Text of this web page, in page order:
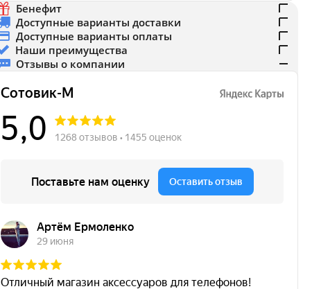
Бенефит
Доступные варианты доставки
Доступные варианты оплаты
Наши преимущества
Отзывы о компании